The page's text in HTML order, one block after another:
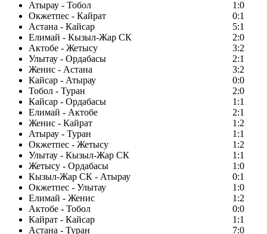
Атырау - Тобол
1:0
Окжетпес - Кайрат
0:1
Астана - Кайсар
5:1
Елимай - Кызыл-Жар СК
2:0
Актобе - Жетысу
3:2
Улытау - Ордабасы
2:1
Женис - Астана
3:2
Кайсар - Атырау
0:0
Тобол - Туран
2:0
Кайсар - Ордабасы
1:1
Елимай - Актобе
2:1
Женис - Кайрат
1:2
Атырау - Туран
1:1
Окжетпес - Жетысу
1:2
Улытау - Кызыл-Жар СК
1:1
Жетысу - Ордабасы
1:0
Кызыл-Жар СК - Атырау
0:1
Окжетпес - Улытау
1:0
Елимай - Женис
1:2
Актобе - Тобол
0:0
Кайрат - Кайсар
1:1
Астана - Туран
7:0